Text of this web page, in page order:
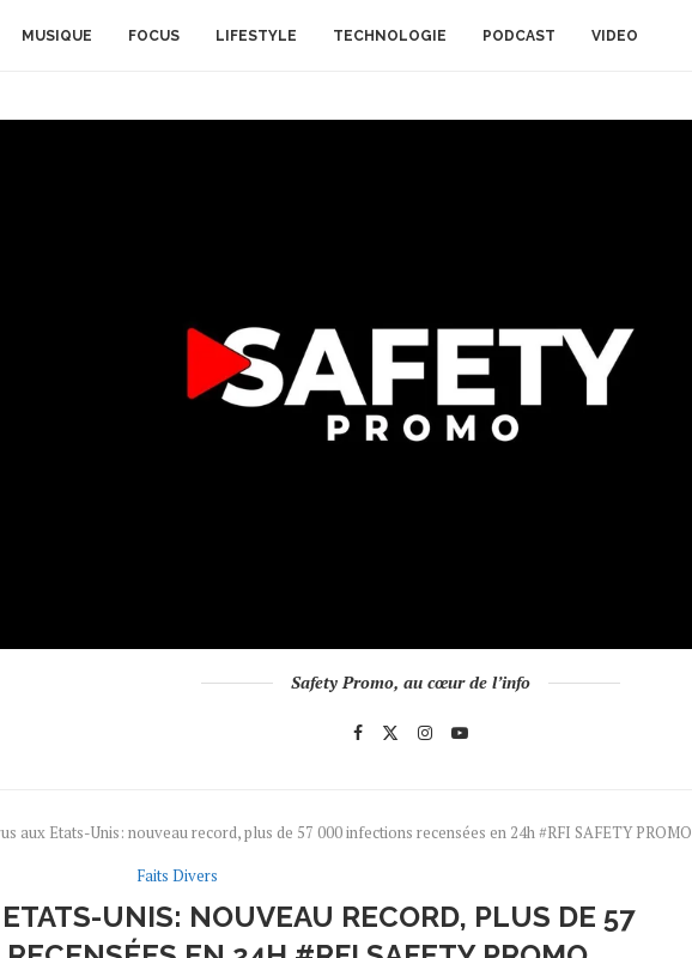
MUSIQUE FOCUS LIFESTYLE TECHNOLOGIE PODCAST VIDEO
Safety Promo, au cœur de l’info
aux Etats-Unis: nouveau record, plus de 57 000 infections recensées en 24h #RFI SAFETY PROMO
Faits Divers
UNIS: NOUVEAU RECORD, PLUS DE 57